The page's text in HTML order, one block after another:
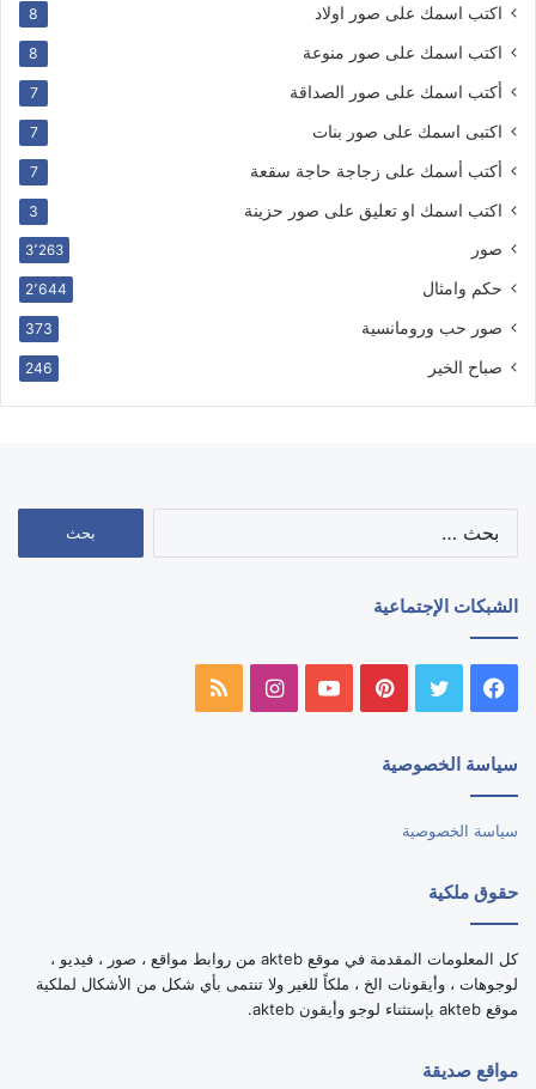
اكتب اسمك على صور اولاد 8
اكتب اسمك على صور منوعة 8
أكتب اسمك على صور الصداقة 7
اكتبى اسمك على صور بنات 7
أكتب أسمك على زجاجة حاجة سقعة 7
اكتب اسمك او تعليق على صور حزينة 3
صور 3٬263
حكم وامثال 2٬644
صور حب ورومانسية 373
صباح الخير 246
الشبكات الإجتماعية
فيسبوك تويتر بينتيريستيوتيوبانستقرامملخص
سياسة الخصوصية
سياسة الخصوصية
حقوق ملكية
كل المعلومات المقدمة في موقع akteb من روابط مواقع ، صور ، فيديو ،
لوجوهات ، وأيقونات الخ ، ملكاً للغير ولا تنتمى بأي شكل من الأشكال لملكية
موقع akteb بإستثناء لوجو وأيقون akteb.
مواقع صديقة